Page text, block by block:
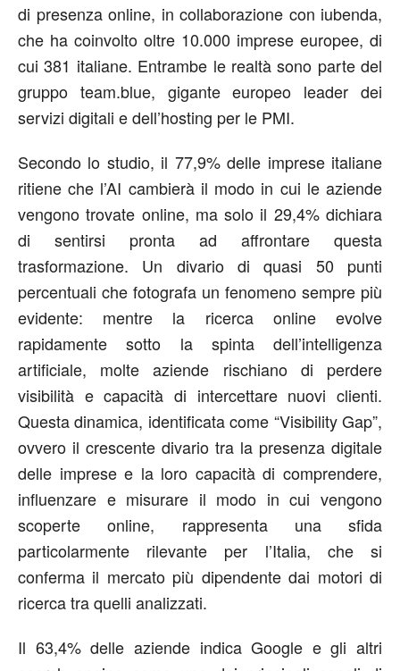
di presenza online, in collaborazione con iubenda,
che ha coinvolto oltre 10.000 imprese europee, di
cui 381 italiane. Entrambe le realtà sono parte del
gruppo team.blue, gigante europeo leader dei
servizi digitali e dell’hosting per le PMI.
Secondo lo studio, il 77,9% delle imprese italiane
ritiene che l’AI cambierà il modo in cui le aziende
vengono trovate online, ma solo il 29,4% dichiara
di sentirsi pronta ad affrontare questa
trasformazione. Un divario di quasi 50 punti
percentuali che fotografa un fenomeno sempre più
evidente: mentre la ricerca online evolve
rapidamente sotto la spinta dell’intelligenza
artificiale, molte aziende rischiano di perdere
visibilità e capacità di intercettare nuovi clienti.
Questa dinamica, identificata come “Visibility Gap”,
ovvero il crescente divario tra la presenza digitale
delle imprese e la loro capacità di comprendere,
influenzare e misurare il modo in cui vengono
scoperte online, rappresenta una sfida
particolarmente rilevante per l’Italia, che si
conferma il mercato più dipendente dai motori di
ricerca tra quelli analizzati.
Il 63,4% delle aziende indica Google e gli altri